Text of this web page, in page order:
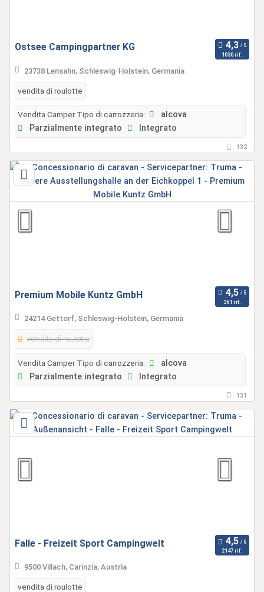
Ostsee Campingpartner KG
1030 rif.
23738 Lensahn, Schleswig-Holstein, Germania
vendita di roulotte
Vendita Camper Tipo di carrozzeria:
alcova
Parzialmente integrato
Integrato
132
Premium Mobile Kuntz GmbH
361 rif.
24214 Gettorf, Schleswig-Holstein, Germania
vendita di roulotte
Vendita Camper Tipo di carrozzeria:
alcova
Parzialmente integrato
Integrato
131
Falle - Freizeit Sport Campingwelt
2147 rif.
9500 Villach, Carinzia, Austria
vendita di roulotte